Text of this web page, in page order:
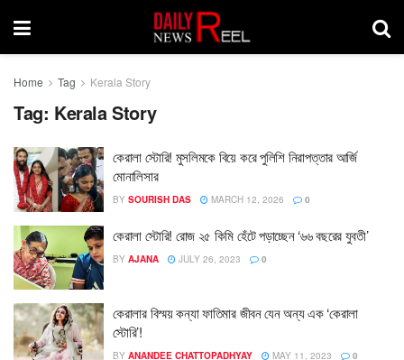
Home Tag Kerala Story
Tag: Kerala Story
কেরালা স্টোরি! মুসলিমকে বিয়ে করে পুলিশি নিরাপত্তার আর্জি
মোনালিসার
BY SOURISH DAS MARCH 12, 2026 0
কেরালা স্টোরি! রোজ ২৫ কিমি হেঁটে পড়াচ্ছেন ‘৬৬ বছরের যুবতী’
BY AJANA JULY 26, 2023 0
কেরালার বিস্ময় কন্যা ফাতিমার জীবন যেন অন্য এক ‘কেরালা
স্টোরি’!
BY ANANDEE CHATTOPADHYAY MAY 11, 2023 0